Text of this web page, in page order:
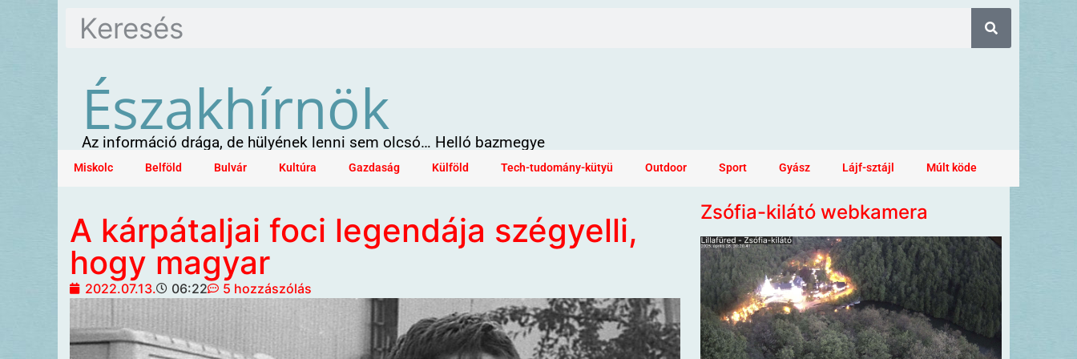
Északhírnök
Az információ drága, de hülyének lenni sem olcsó… Helló bazmegye
Miskolc Belföld Bulvár Kultúra Gazdaság Külföld Tech-tudomány-kütyü Outdoor Sport Gyász Lájf-sztájl Múlt köde
A kárpátaljai foci legendája szégyelli,
hogy magyar
2022.07.13. 06:22 5 hozzászólás
Zsófia-kilátó webkamera